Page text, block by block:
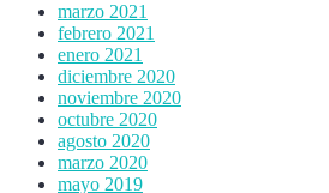
marzo 2021
febrero 2021
enero 2021
diciembre 2020
noviembre 2020
octubre 2020
agosto 2020
marzo 2020
mayo 2019